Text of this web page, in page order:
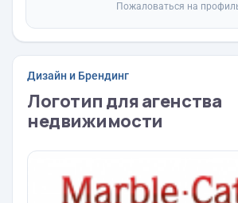
Пожаловаться на
Дизайн и Брендинг
Логотип для агенства
недвижимости